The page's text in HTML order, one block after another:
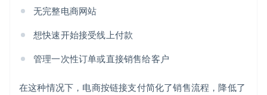
无完整电商网站
想快速开始接受线上付款
管理一次性订单或直接销售给客户
在这种情况下，电商按链接支付简化了销售流程，降低了